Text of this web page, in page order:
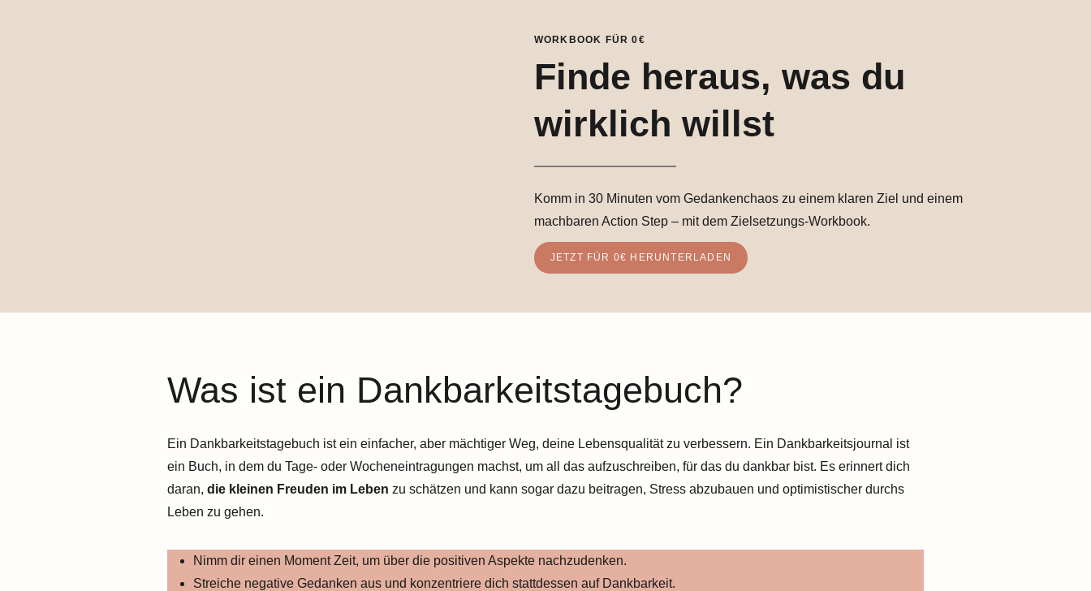
WORKBOOK FÜR 0€
Finde heraus, was du
wirklich willst
Komm in 30 Minuten vom Gedankenchaos zu einem klaren Ziel und einem
machbaren Action Step – mit dem Zielsetzungs-Workbook.
JETZT FÜR 0€ HERUNTERLADEN
Was ist ein Dankbarkeitstagebuch?
Ein Dankbarkeitstagebuch ist ein einfacher, aber mächtiger Weg, deine Lebensqualität zu verbessern. Ein Dankbarkeitsjournal ist
ein Buch, in dem du Tage- oder Wocheneintragungen machst, um all das aufzuschreiben, für das du dankbar bist. Es erinnert dich
daran, die kleinen Freuden im Leben zu schätzen und kann sogar dazu beitragen, Stress abzubauen und optimistischer durchs
Leben zu gehen.
Nimm dir einen Moment Zeit, um über die positiven Aspekte nachzudenken.
Streiche negative Gedanken aus und konzentriere dich stattdessen auf Dankbarkeit.